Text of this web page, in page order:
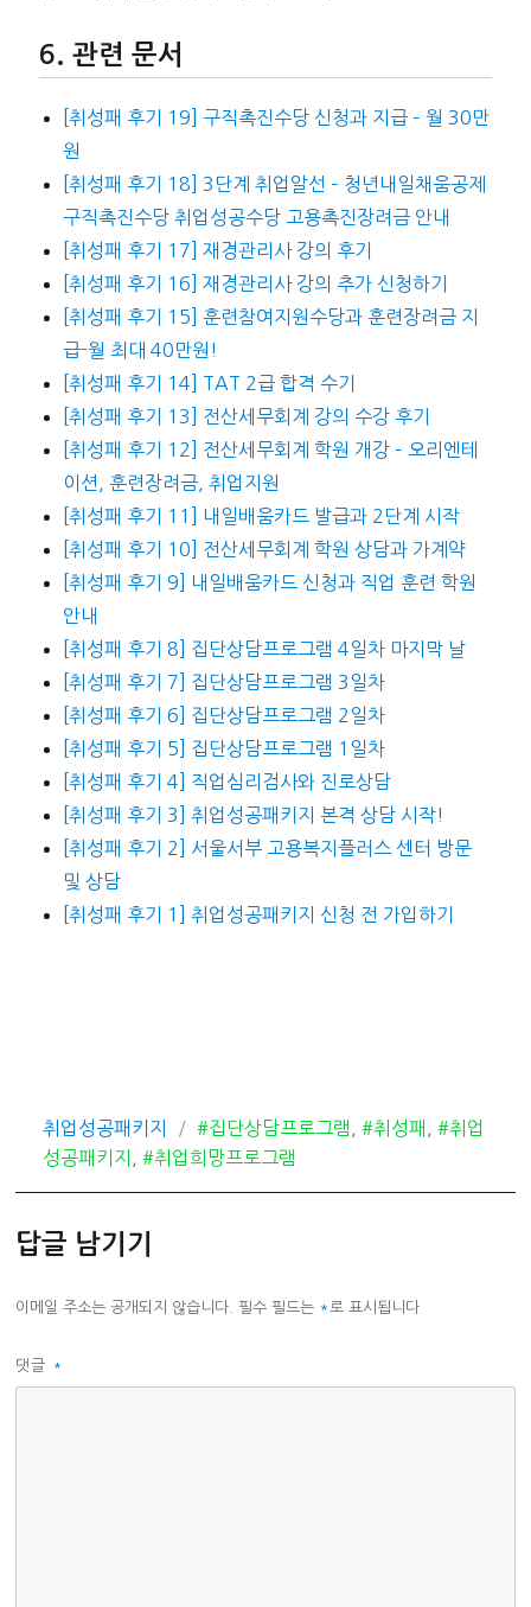
관련 문서
[취성패 후기 19] 구직촉진수당 신청과 지급 – 월 30만
원
[취성패 후기 18] 3단계 취업알선 – 청년내일채움공제
구직촉진수당 취업성공수당 고용촉진장려금 안내
[취성패 후기 17] 재경관리사 강의 후기
[취성패 후기 16] 재경관리사 강의 추가 신청하기
[취성패 후기 15] 훈련참여지원수당과 훈련장려금 지
급-월 최대 40만원!
[취성패 후기 14] TAT 2급 합격 수기
[취성패 후기 13] 전산세무회계 강의 수강 후기
[취성패 후기 12] 전산세무회계 학원 개강 – 오리엔테
이션, 훈련장려금, 취업지원
[취성패 후기 11] 내일배움카드 발급과 2단계 시작
[취성패 후기 10] 전산세무회계 학원 상담과 가계약
[취성패 후기 9] 내일배움카드 신청과 직업 훈련 학원
안내
[취성패 후기 8] 집단상담프로그램 4일차 마지막 날
[취성패 후기 7] 집단상담프로그램 3일차
[취성패 후기 6] 집단상담프로그램 2일차
[취성패 후기 5] 집단상담프로그램 1일차
[취성패 후기 4] 직업심리검사와 진로상담
[취성패 후기 3] 취업성공패키지 본격 상담 시작!
[취성패 후기 2] 서울서부 고용복지플러스 센터 방문
및 상담
[취성패 후기 1] 취업성공패키지 신청 전 가입하기
카
테
취업성공패키지
태
그
#집단상담프로그램 #취성패
#취업
성공패키지
,#취업희망프로그램
답글 남기기
이메일 주소는 공개되지 않습니다. 필수 필드는 *로 표시됩니다
댓글 *